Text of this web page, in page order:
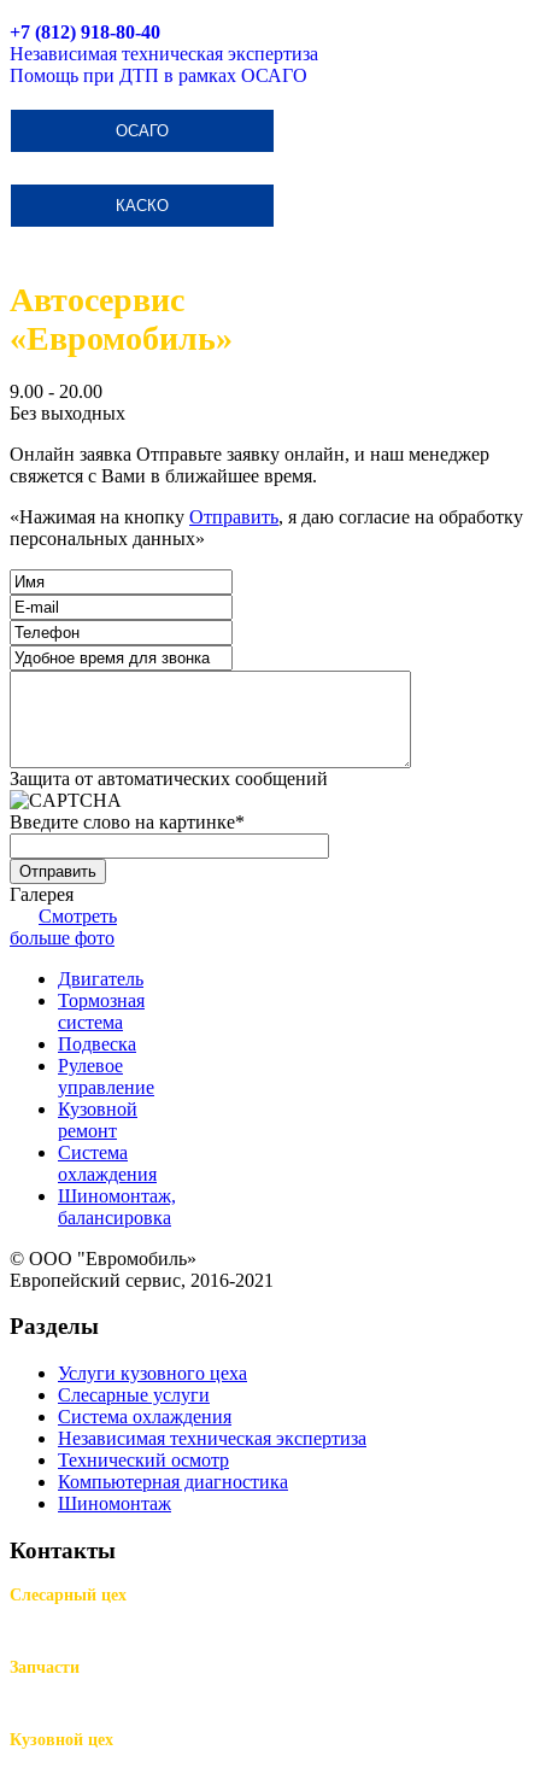
+7 (812) 918-80-40
Независимая техническая экспертиза
Помощь при ДТП в рамках ОСАГО
ОСАГО
КАСКО
Автосервис
«Евромобиль»
9.00 - 20.00
Без выходных
Онлайн заявка Отправьте заявку онлайн, и наш менеджер
свяжется с Вами в ближайшее время.
«Нажимая на кнопку Отправить, я даю согласие на обработку
персональных данных»
Защита от автоматических сообщений
Введите слово на картинке*
Галерея
Смотреть
больше фото
Двигатель
Тормозная
система
Подвеска
Рулевое
управление
Кузовной
ремонт
Система
охлаждения
Шиномонтаж,
балансировка
© ООО "Евромобиль»
Европейский сервис, 2016-2021
Разделы
Услуги кузовного цеха
Слесарные услуги
Система охлаждения
Независимая техническая экспертиза
Технический осмотр
Компьютерная диагностика
Шиномонтаж
Контакты
Слесарный цех
Запчасти
Кузовной цех